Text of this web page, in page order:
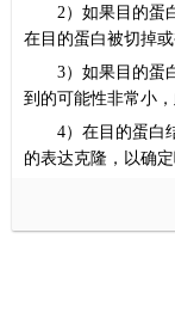
2） 如果目的蛋
在目的蛋白被切掉
3） 如果目的蛋
到的可能性非常小
4）在目的蛋白
的表达克隆，以确定